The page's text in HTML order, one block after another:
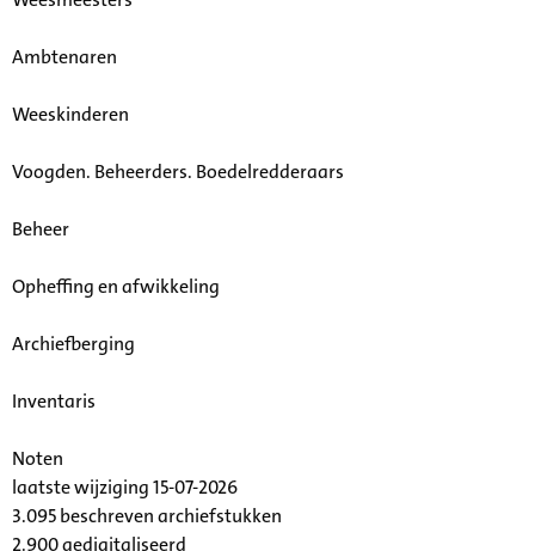
Ambtenaren
Weeskinderen
Voogden. Beheerders. Boedelredderaars
Beheer
Opheffing en afwikkeling
Archiefberging
Inventaris
Noten
laatste wijziging 15-07-2026
3.095 beschreven archiefstukken
2.900 gedigitaliseerd